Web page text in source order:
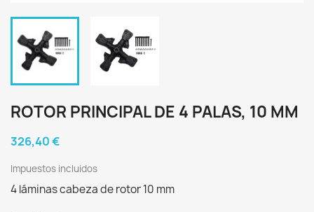
ROTOR PRINCIPAL DE 4 PALAS, 10 MM
326,40 €
Impuestos incluidos
4 láminas cabeza de rotor 10 mm